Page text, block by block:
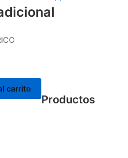
carrito
Productos